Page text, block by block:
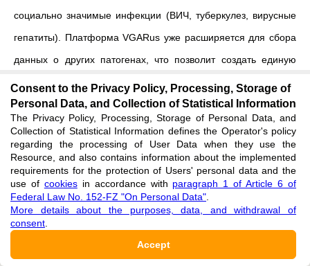
социально значимые инфекции (ВИЧ, туберкулез, вирусные
гепатиты). Платформа VGARus уже расширяется для сбора
данных о других патогенах, что позволит создать единую
систему геномного надзора за широким спектром
инфекционных возбудителей[1].
Расширение функциональности предполагает не только
включение новых нозологий, но и разработку
специализированных модулей анализа для каждой группы
инфекций. Для воздушно-капельных инфекций важны
инструменты моделирования распространения, для
кровяных инфекций (ВИЧ, гепатиты) — инструменты анализа
Consent to the Privacy Policy, Processing, Storage of
Personal Data, and Collection of Statistical Information
The Privacy Policy, Processing, Storage of Personal Data, and
Collection of Statistical Information defines the Operator's policy
regarding the processing of User Data when they use the
Resource, and also contains information about the implemented
requirements for the protection of Users' personal data and the
use of cookiesin accordance with paragraph 1 of Article 6 of
Federal Law No. 152-FZ "On Personal Data"
More details about the purposes, data, and withdrawal of
consent
Accept